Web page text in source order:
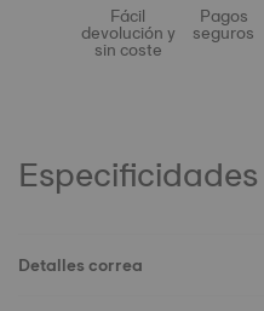
Fácil
devolución y
sin coste
Pagos
seguros
Detalles correa